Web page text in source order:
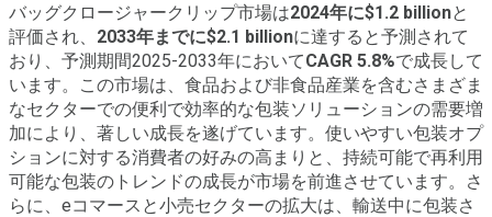
バッグクロージャークリップ市場は2024年に$1.2 billionと
評価され、 2033年までに$2.1 billionに達すると予測されて
おり、予測期間2025-2033年においてCAGR 5.8%で成長して
います。この市場は、食品および非食品産業を含むさまざま
なセクターでの便利で効率的な包装ソリューションの需要増
加により、著しい成長を遂げています。使いやすい包装オプ
ションに対する消費者の好みの高まりと、持続可能で再利用
可能な包装のトレンドの成長が市場を前進させています。さ
らに、eコマースと小売セクターの拡大は、輸送中に包装さ